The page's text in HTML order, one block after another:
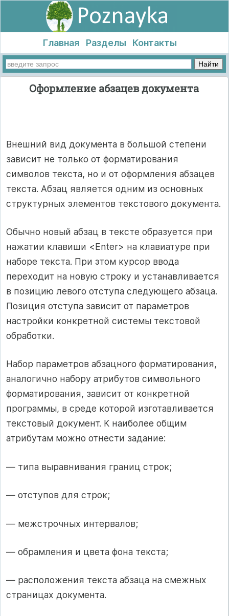
Главная Разделы Контакты
Оформление абзацев документа
Внешний вид документа в большой степени
зависит не только от форматирования
символов текста, но и от оформления абзацев
текста. Абзац является одним из основных
структурных элементов текстового документа.
Обычно новый абзац в тексте образуется при
нажатии клавиши <Enter> на клавиатуре при
наборе текста. При этом курсор ввода
переходит на новую строку и устанавливается
в позицию левого отступа следующего абзаца.
Позиция отступа зависит от парамет­ров
настройки конкретной системы текстовой
обработки.
Набор параметров абзацного форматирования,
аналогично на­бору атрибутов символьного
форматирования, зависит от конкрет­ной
программы, в среде которой изготавливается
текстовый доку­мент. К наиболее общим
атрибутам можно отнести задание:
— типа выравнивания границ строк;
— отступов для строк;
— межстрочных интервалов;
— обрамления и цвета фона текста;
— расположения текста абзаца на смежных
страницах доку­мента.